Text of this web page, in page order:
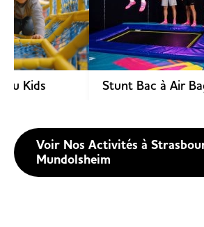
Kids Stunt Bac à Air
Voir Nos Activités à
Mundolsheim